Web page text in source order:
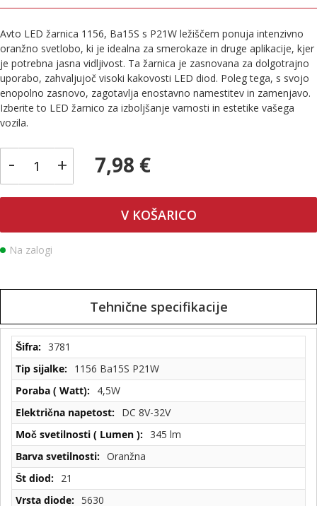
Avto LED žarnica 1156, Ba15S s P21W ležiščem ponuja intenzivno
oranžno svetlobo, ki je idealna za smerokaze in druge aplikacije, kjer
je potrebna jasna vidljivost. Ta žarnica je zasnovana za dolgotrajno
uporabo, zahvaljujoč visoki kakovosti LED diod. Poleg tega, s svojo
enopolno zasnovo, zagotavlja enostavno namestitev in zamenjavo.
Izberite to LED žarnico za izboljšanje varnosti in estetike vašega
vozila.
- + 7,98 €
V KOŠARICO
Na zalogi
Tehnične specifikacije
Tehnične
specifikacije
3781
1156 Ba15S P21W
4,5W
DC 8V-32V
345 lm
Oranžna
21
5630